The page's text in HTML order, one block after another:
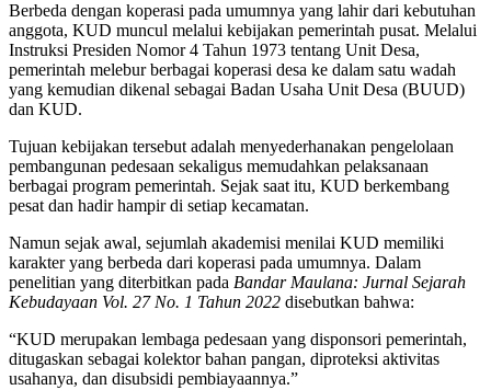
Berbeda dengan koperasi pada umumnya yang lahir dari kebutuhan
anggota, KUD muncul melalui kebijakan pemerintah pusat. Melalui
Instruksi Presiden Nomor 4 Tahun 1973 tentang Unit Desa,
pemerintah melebur berbagai koperasi desa ke dalam satu wadah
yang kemudian dikenal sebagai Badan Usaha Unit Desa (BUUD)
dan KUD.
Tujuan kebijakan tersebut adalah menyederhanakan pengelolaan
pembangunan pedesaan sekaligus memudahkan pelaksanaan
berbagai program pemerintah. Sejak saat itu, KUD berkembang
pesat dan hadir hampir di setiap kecamatan.
Namun sejak awal, sejumlah akademisi menilai KUD memiliki
karakter yang berbeda dari koperasi pada umumnya. Dalam
penelitian yang diterbitkan pada Bandar Maulana: Jurnal Sejarah
Kebudayaan Vol. 27 No. 1 Tahun 2022 disebutkan bahwa:
“KUD merupakan lembaga pedesaan yang disponsori pemerintah,
ditugaskan sebagai kolektor bahan pangan, diproteksi aktivitas
usahanya, dan disubsidi pembiayaannya.”